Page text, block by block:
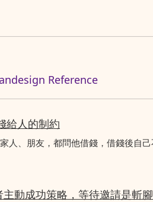
Reference
給人的制約
人、朋友，都問他借錢，借錢後自
動成功策略，等待邀請是斬